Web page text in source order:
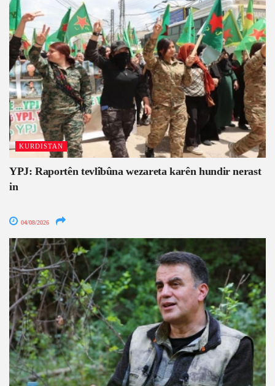
KURDISTAN
YPJ: Raportên tevlîbûna wezareta karên hundir nerast
in
04/08/2026